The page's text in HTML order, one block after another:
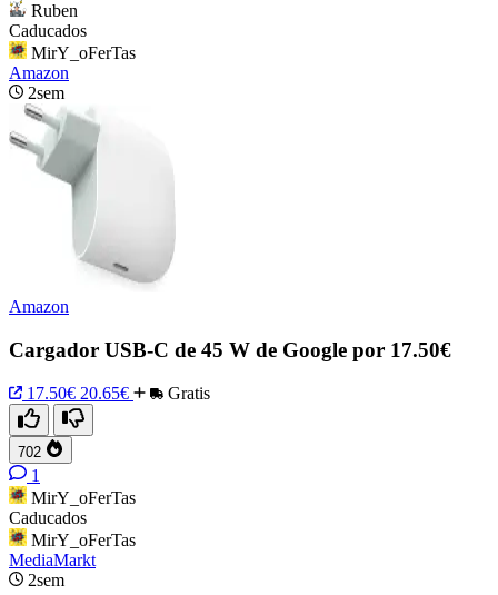
Ruben
Caducados
MirY_oFerTas
Amazon
2sem
Amazon
Cargador USB-C de 45 W de Google por 17.50€
17.50€ 20.65€ Gratis
702
1
MirY_oFerTas
Caducados
MirY_oFerTas
MediaMarkt
2sem